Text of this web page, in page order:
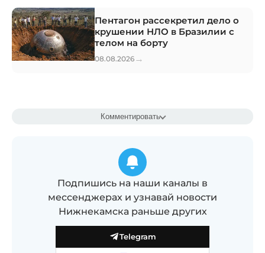
Пентагон рассекретил дело о
крушении НЛО в Бразилии с
телом на борту
08.08.2026 →
Комментировать
Подпишись на наши каналы в
мессенджерах и узнавай новости
Нижнекамска раньше других
Telegram